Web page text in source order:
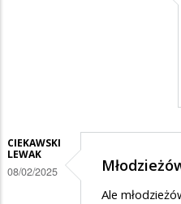
oni
zmiotą
ten
odpowiedzi
mln
-
CIEKAWSKI
LEWAK
08/02/2025
Ale